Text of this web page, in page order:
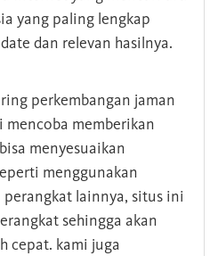
yang paling lengkap
dan relevan hasilnya.
perkembangan jaman
memberikan
menyesuaikan
menggunakan
lainnya, situs ini
sehingga akan
cepat. kami juga